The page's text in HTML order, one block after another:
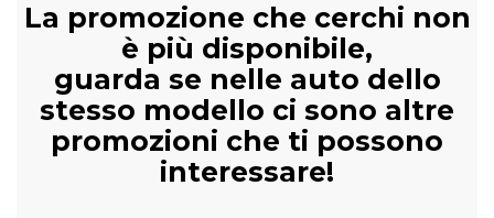
La promozione che cerchi non
è più disponibile,
guarda se nelle auto dello
stesso modello ci sono altre
promozioni che ti possono
interessare!